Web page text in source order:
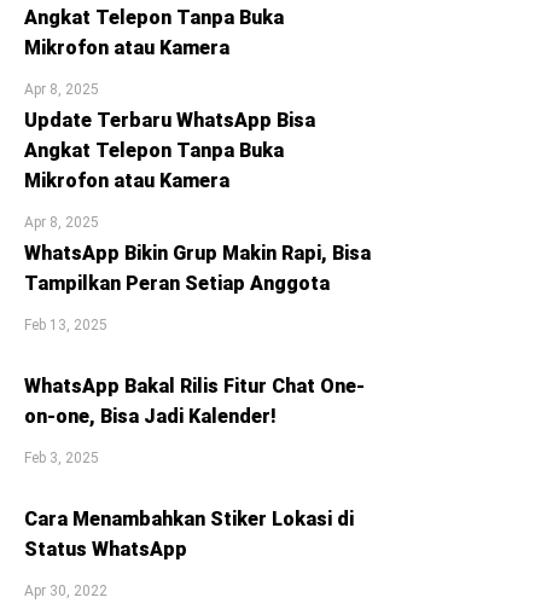
Angkat Telepon Tanpa Buka
Mikrofon atau Kamera
Apr 8, 2025
Update Terbaru WhatsApp Bisa
Angkat Telepon Tanpa Buka
Mikrofon atau Kamera
Apr 8, 2025
WhatsApp Bikin Grup Makin Rapi, Bisa
Tampilkan Peran Setiap Anggota
Feb 13, 2025
WhatsApp Bakal Rilis Fitur Chat One-
on-one, Bisa Jadi Kalender!
Feb 3, 2025
Cara Menambahkan Stiker Lokasi di
Status WhatsApp
Apr 30, 2022